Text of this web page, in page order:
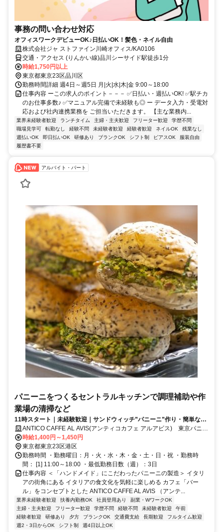
事務の問い合わせ対応
オフィスワークデビューOK♪日払いOK！髪色・ネイル自由
株式会社ジャ ストファイン川崎オフィス/KA0106
交通・アクセス (りんかい線)品川シーサイド駅徒歩1分
時給1,750円以上
東京都東京23区品川区
勤務時間詳細 週4日～週5日 月|火|水|木|金 9:00～18:00
仕事内容 ーこの求人のポイント－－－ ✅日払い・週払いOK! ✅駅チカ
のお仕事多数♪ ✅マニュアル完備で未経験も◎ ー データ入力・受電対
応および社内連携業務を ご担当いただきます。 【主な業務内...
業界未経験者歓迎 ランチタイム 主婦・主夫歓迎 フリーター歓迎
学歴不問
職場見学可
転勤なし 経験不問 未経験者歓迎 経験者歓迎 ネイルOK
残業なし
週払いOK
即日払いOK 研修あり ブランクOK シフト制 ピアスOK
服装自由
履歴書不要
アルバイト・パート
パニーニをつくるセントラルキッチンで調理補助や作
業場の清掃など
11時スタート｜未経験歓迎｜サンドウィッチ”パニーニ”作り・簡単な調
理補助など
ANTICO CAFFE AL AVIS(アンティコカフェ アルアビス) 東京パニー
ニキッチン
時給1,400円～1,450円
東京都東京23区港区
勤務時間 ・勤務曜日：月・火・水・木・金・土・日・祝 ・勤務時
間： [1] 11:00～18:00 ・最低勤務日数（週）：3日
仕事内容 ＜「ハンドメイド」にこだわったパニーニの製造＞ イタリ
アの街角にある イタリアの食文化を気軽に楽しめる カフェ「バー
ル」をコンセプトとした ANTICO CAFFE AL AVIS （アンテ...
業界未経験者歓迎 扶養内勤務OK 社員登用あり
副業・WワークOK
主婦・主夫歓迎
フリーター歓迎 学歴不問 経験不問 未経験者歓迎
午前
経験者歓迎
研修あり 夕方 ブランクOK 交通費支給 長期歓迎
フルタイム歓迎
週2・3日からOK
シフト制 週4日以上OK